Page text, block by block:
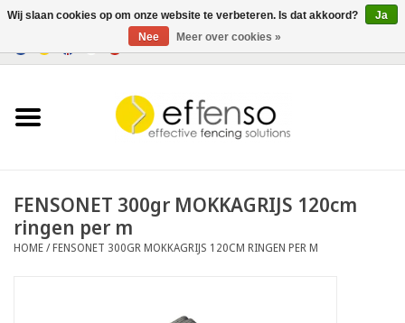
Verlichting
FENSONET 300gr MOKKAGRIJS 120cm
ringen per m
HOME /FENSONET 300GR MOKKAGRIJS 120CM RINGEN PER M
Wij slaan cookies op om onze website te verbeteren. Is dat akkoord?
Ja
Nee
Meer over cookies »